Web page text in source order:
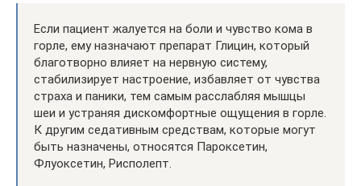
Если пациент жалуется на боли и чувство кома в
горле, ему назначают препарат Глицин, который
благотворно влияет на нервную систему,
стабилизирует настроение, избавляет от чувства
страха и паники, тем самым расслабляя мышцы
шеи и устраняя дискомфортные ощущения в горле.
К другим седативным средствам, которые могут
быть назначены, относятся Пароксетин,
Флуоксетин, Рисполепт.